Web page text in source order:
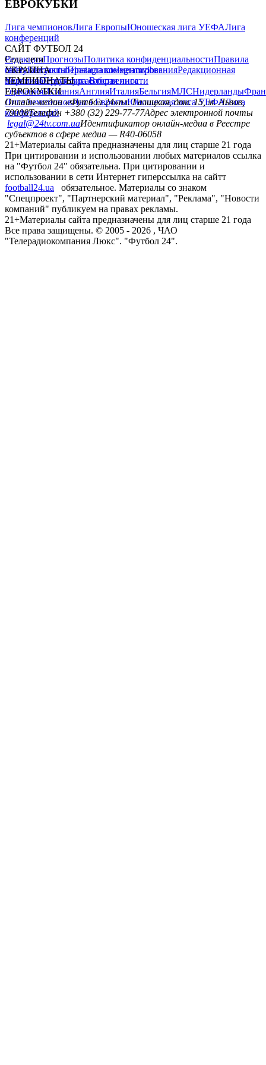
ЕВРОКУБКИ
Лига чемпионовЛига ЕвропыЮношеская лига УЕФАЛига
конференций
САЙТ ФУТБОЛ 24
РедакцияПрогнозыПолитика конфиденциальностиПравила
сайтуКонтактыПравила комментированияРедакционная
политикаСтруктура собственности
Соц. сети
facebookxyoutubeinstagramtelegramviber
УКРАИНА
УкраинаПервая лигаВторая лига
ЧЕМПИОНАТЫ
ГерманияИспанияАнглияИталияБельгияМЛСНидерланды
ЕВРОКУБКИ
Лига чемпионовЛига ЕвропыЮношеская лига УЕФАЛига
конференций
Онлайн-медиа «Футбол 24»пл. Галицкая, дом. 15, м. Львов,
79008Телефон +380 (32) 229-77-77Адрес электронной почты
legal@24tv.com.uaИдентификатор онлайн-медиа в Реестре
субъектов в сфере медиа — R40-06058
21+Материалы сайта предназначены для лиц старше 21 года
При цитировании и использовании любых материалов ссылка
на "Футбол 24" обязательна. При цитировании и
использовании в сети Интернет гиперссылка на сайтт
football24.ua
обязательное. Материалы со знаком
"Спецпроект", "Партнерский материал", "Реклама", "Новости
компаний" публикуем на правах рекламы.
21+Материалы сайта предназначены для лиц старше 21 года
Все права защищены. © 2005 - 2026 , ЧАО
"Телерадиокомпания Люкс". "Футбол 24".